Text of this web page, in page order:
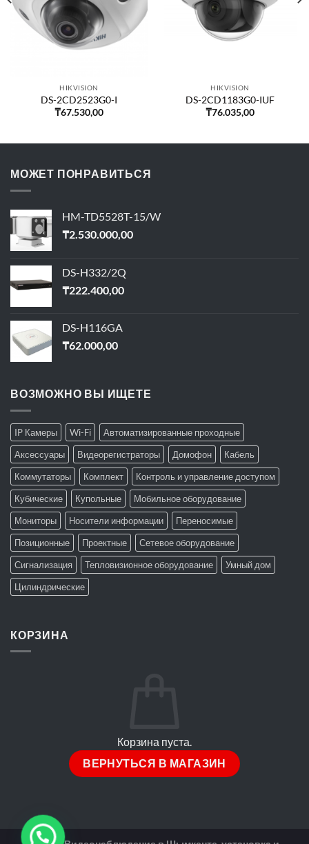
HIKVISION
DS-2CD2523G0-I
₸67.530,00
HIKVISION
DS-2CD1183G0-IUF
₸76.035,00
МОЖЕТ ПОНРАВИТЬСЯ
HM-TD5528T-15/W
₸2.530.000,00
DS-H332/2Q
₸222.400,00
DS-H116GA
₸62.000,00
ВОЗМОЖНО ВЫ ИЩЕТЕ
IP Камеры Wi-Fi
Автоматизированные проходные
Аксессуары
Видеорегистраторы Домофон
Кабель
Коммутаторы
Комплект
Контроль и управление доступом
Кубические
Купольные
Мобильное оборудование
Мониторы
Носители информации
Переносимые
Позиционные
Проектные
Сетевое оборудование
Сигнализация
Тепловизионное оборудование
Умный дом
Цилиндрические
КОРЗИНА
Корзина пуста.
ВЕРНУТЬСЯ В МАГАЗИН